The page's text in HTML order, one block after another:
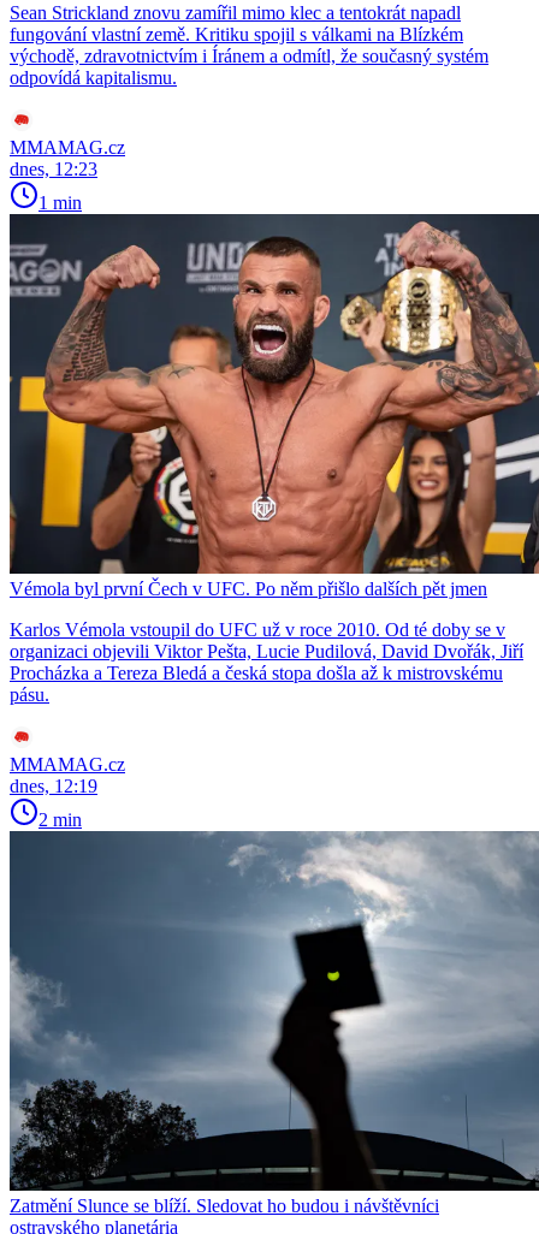
Sean Strickland znovu zamířil mimo klec a tentokrát napadl
fungování vlastní země. Kritiku spojil s válkami na Blízkém
východě, zdravotnictvím i Íránem a odmítl, že současný systém
odpovídá kapitalismu.
MMAMAG.cz
dnes, 12:23
1 min
Vémola byl první Čech v UFC. Po něm přišlo dalších pět jmen
Karlos Vémola vstoupil do UFC už v roce 2010. Od té doby se v
organizaci objevili Viktor Pešta, Lucie Pudilová, David Dvořák, Jiří
Procházka a Tereza Bledá a česká stopa došla až k mistrovskému
pásu.
MMAMAG.cz
dnes, 12:19
2 min
Zatmění Slunce se blíží. Sledovat ho budou i návštěvníci
ostravského planetária